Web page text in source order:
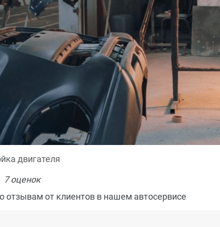
двигателя
7оценок
отзывам от клиентов в нашем автосервисе